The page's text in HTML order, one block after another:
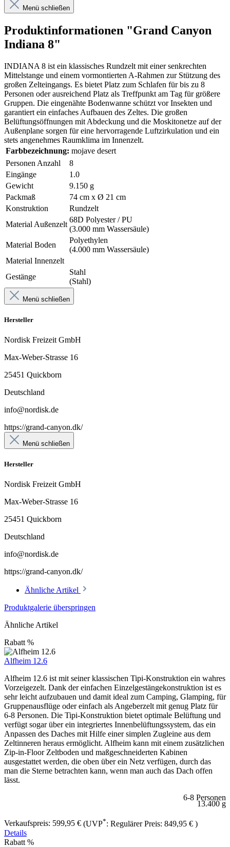
Menü schließen
Produktinformationen "Grand Canyon
Indiana 8"
INDIANA 8 ist ein klassisches Rundzelt mit einer senkrechten
Mittelstange und einem vormontierten A-Rahmen zur Stützung des
großen Zelteingangs. Es bietet Platz zum Schlafen für bis zu 8
Personen oder ausreichend Platz als Treffpunkt am Tag für größere
Gruppen. Die eingenähte Bodenwanne schützt vor Insekten und
garantiert ein einfaches Aufbauen des Zeltes. Die großen
Belüftungsöffnungen mit Abdeckung und die Moskitonetze auf der
Außenplane sorgen für eine hervorragende Luftzirkulation und ein
stets angenehmes Raumklima im Innenzelt.
Farbbezeichnung: mojave desert
Personen Anzahl
8
Eingänge
1.0
Gewicht
9.150 g
Packmaß
74 cm x Ø 21 cm
Konstruktion
Rundzelt
Material Außenzelt
68D Polyester / PU
(3.000 mm Wassersäule)
Material Boden
Polyethylen
(4.000 mm Wassersäule)
Material Innenzelt
Gestänge
Stahl
(Stahl)
Menü schließen
Hersteller
Nordisk Freizeit GmbH
Max-Weber-Strasse 16
25451 Quickborn
Deutschland
info@nordisk.de
https://grand-canyon.dk/
Menü schließen
Hersteller
Nordisk Freizeit GmbH
Max-Weber-Strasse 16
25451 Quickborn
Deutschland
info@nordisk.de
https://grand-canyon.dk/
Ähnliche Artikel
Produktgalerie überspringen
Ähnliche Artikel
Rabatt %
Alfheim 12.6
Alfheim 12.6 ist mit seiner klassischen Tipi-Konstruktion ein wahres
Vorzeigezelt. Dank der einfachen Einzelgestängekonstruktion ist es
sehr leicht aufzubauen und damit ideal zum Camping, Glamping, für
Gruppenausflüge oder einfach als Angeberzelt mit genug Platz für
6-8 Personen. Die Tipi-Konstruktion bietet optimale Belüftung und
verfügt sogar über ein integriertes Innenbelüftungssystem, das ein
Anpassen des Daches mit Hilfe einer simplen Zugleine aus dem
Zeltinneren heraus ermöglicht. Alfheim kann mit einem zusätzlichen
Zip-in-Floor Zeltboden und maßgeschneiderten Kabinen
ausgestattet werden, die oben über ein Netz verfügen, durch das
man die Sterne betrachten kann, wenn man auch das Dach offen
lässt.
6-8 Personen
13.400 g
Verkaufspreis: 599,95 € (UVP*: Regulärer Preis: 849,95 € )
Details
Rabatt %